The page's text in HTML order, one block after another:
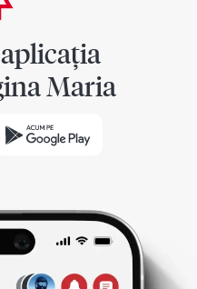
Maria